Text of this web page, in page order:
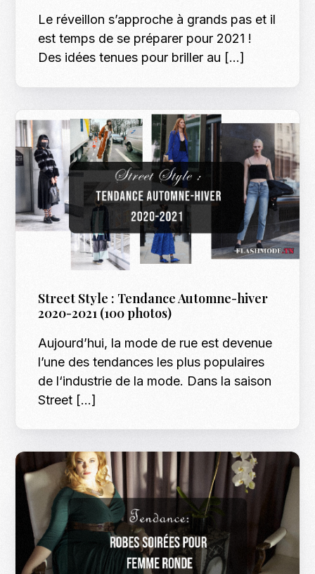
Le réveillon s’approche à grands pas et il
est temps de se préparer pour 2021 !
Des idées tenues pour briller au […]
Street Style : Tendance Automne-hiver
2020-2021 (100 photos)
Aujourd’hui, la mode de rue est devenue
l’une des tendances les plus populaires
de l‘industrie de la mode. Dans la saison
Street […]